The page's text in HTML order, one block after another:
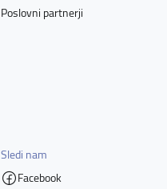
Poslovni partnerji
Sledi nam
Facebook